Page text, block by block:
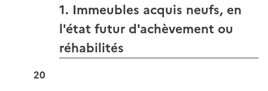
1. Immeubles acquis neufs, en
l'état futur d'achèvement ou
réhabilités
20